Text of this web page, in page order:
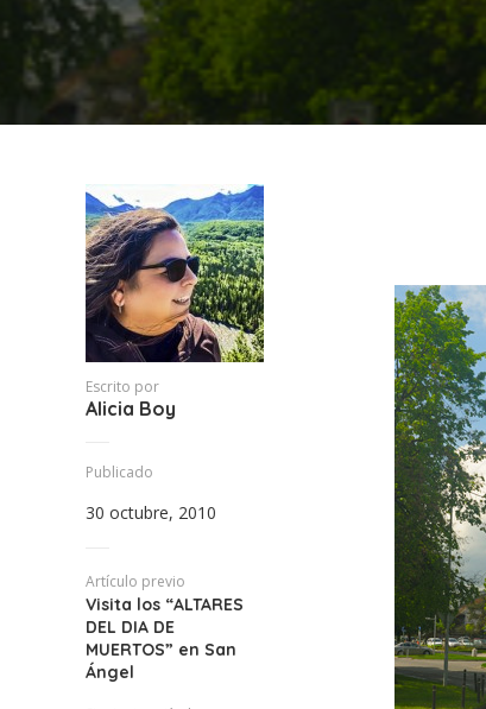
Escrito por
Alicia Boy
Publicado
30 octubre, 2010
Artículo previo
Visita los “ALTARES
DEL DIA DE
MUERTOS” en San
Ángel